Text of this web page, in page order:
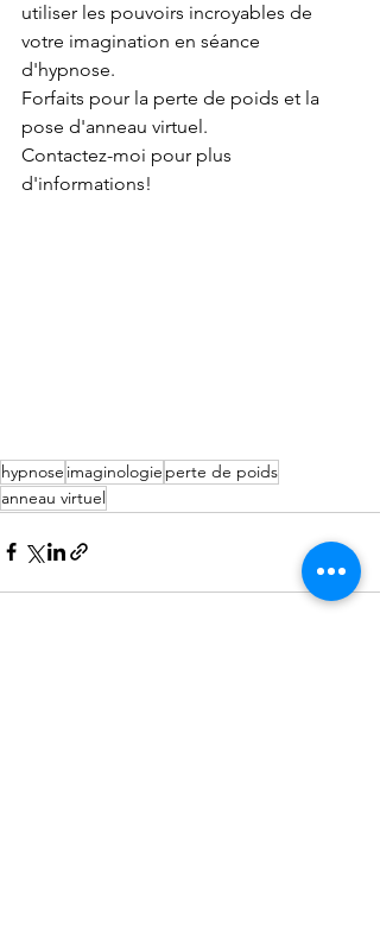
utiliser les pouvoirs incroyables de
votre imagination en séance
d'hypnose.
Forfaits pour la perte de poids et la
pose d'anneau virtuel.
Contactez-moi pour plus
d'informations!
hypnose imaginologie perte de poids
anneau virtuel